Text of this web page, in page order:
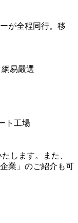
が全程同行。移
網易嚴選
ト工場
します。また、
業」のご紹介も可